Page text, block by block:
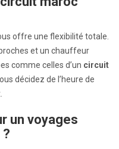
offre une flexibilité totale.
et un chauffeur
comme celles d’un circuit
décidez de l’heure de
un voyages